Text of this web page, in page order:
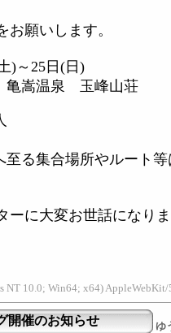
願いします。
25日(日)
温泉 玉峰山荘
集合場所やルート等
ーに大変お世話になり
NT 10.0; Win64; x64)
開催のお知らせ ゆ